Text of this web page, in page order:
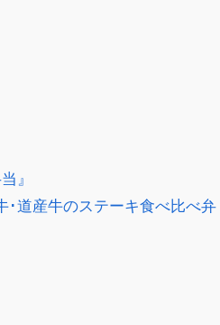
』
道産牛のステーキ食べ比べ弁